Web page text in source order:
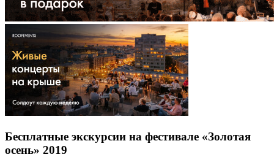
Бесплатные экскурсии на фестивале «Золотая
осень» 2019